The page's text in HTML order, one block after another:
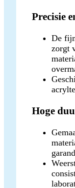
Precisie
De
zorgt
Hoge